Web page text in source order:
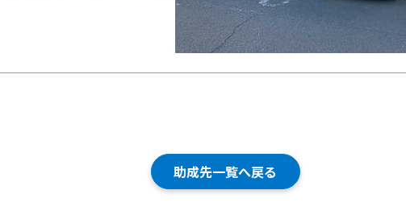
助成先一覧へ戻る